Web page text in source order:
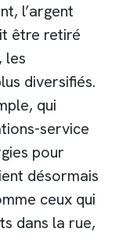
l’argent
être retiré
les
diversifiés.
qui
service
pour
désormais
ceux qui
dans la rue,